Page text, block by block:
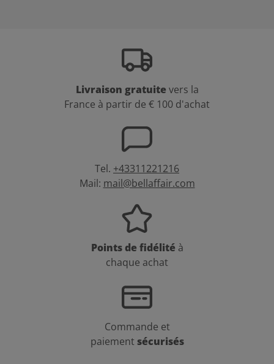
Livraison gratuite vers la
France à partir de € 100 d'achat
Tel. +43311221216
Mail: mail@bellaffair.com
Points de fidélité à
chaque achat
Commande et
paiement sécurisés